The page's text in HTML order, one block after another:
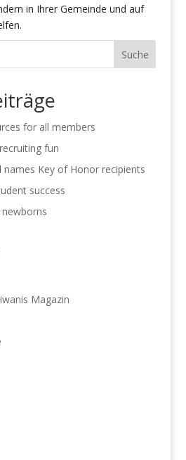
in Ihrer Gemeinde und auf
Suche
for all members
fun
names Key of Honor recipients
success
Magazin